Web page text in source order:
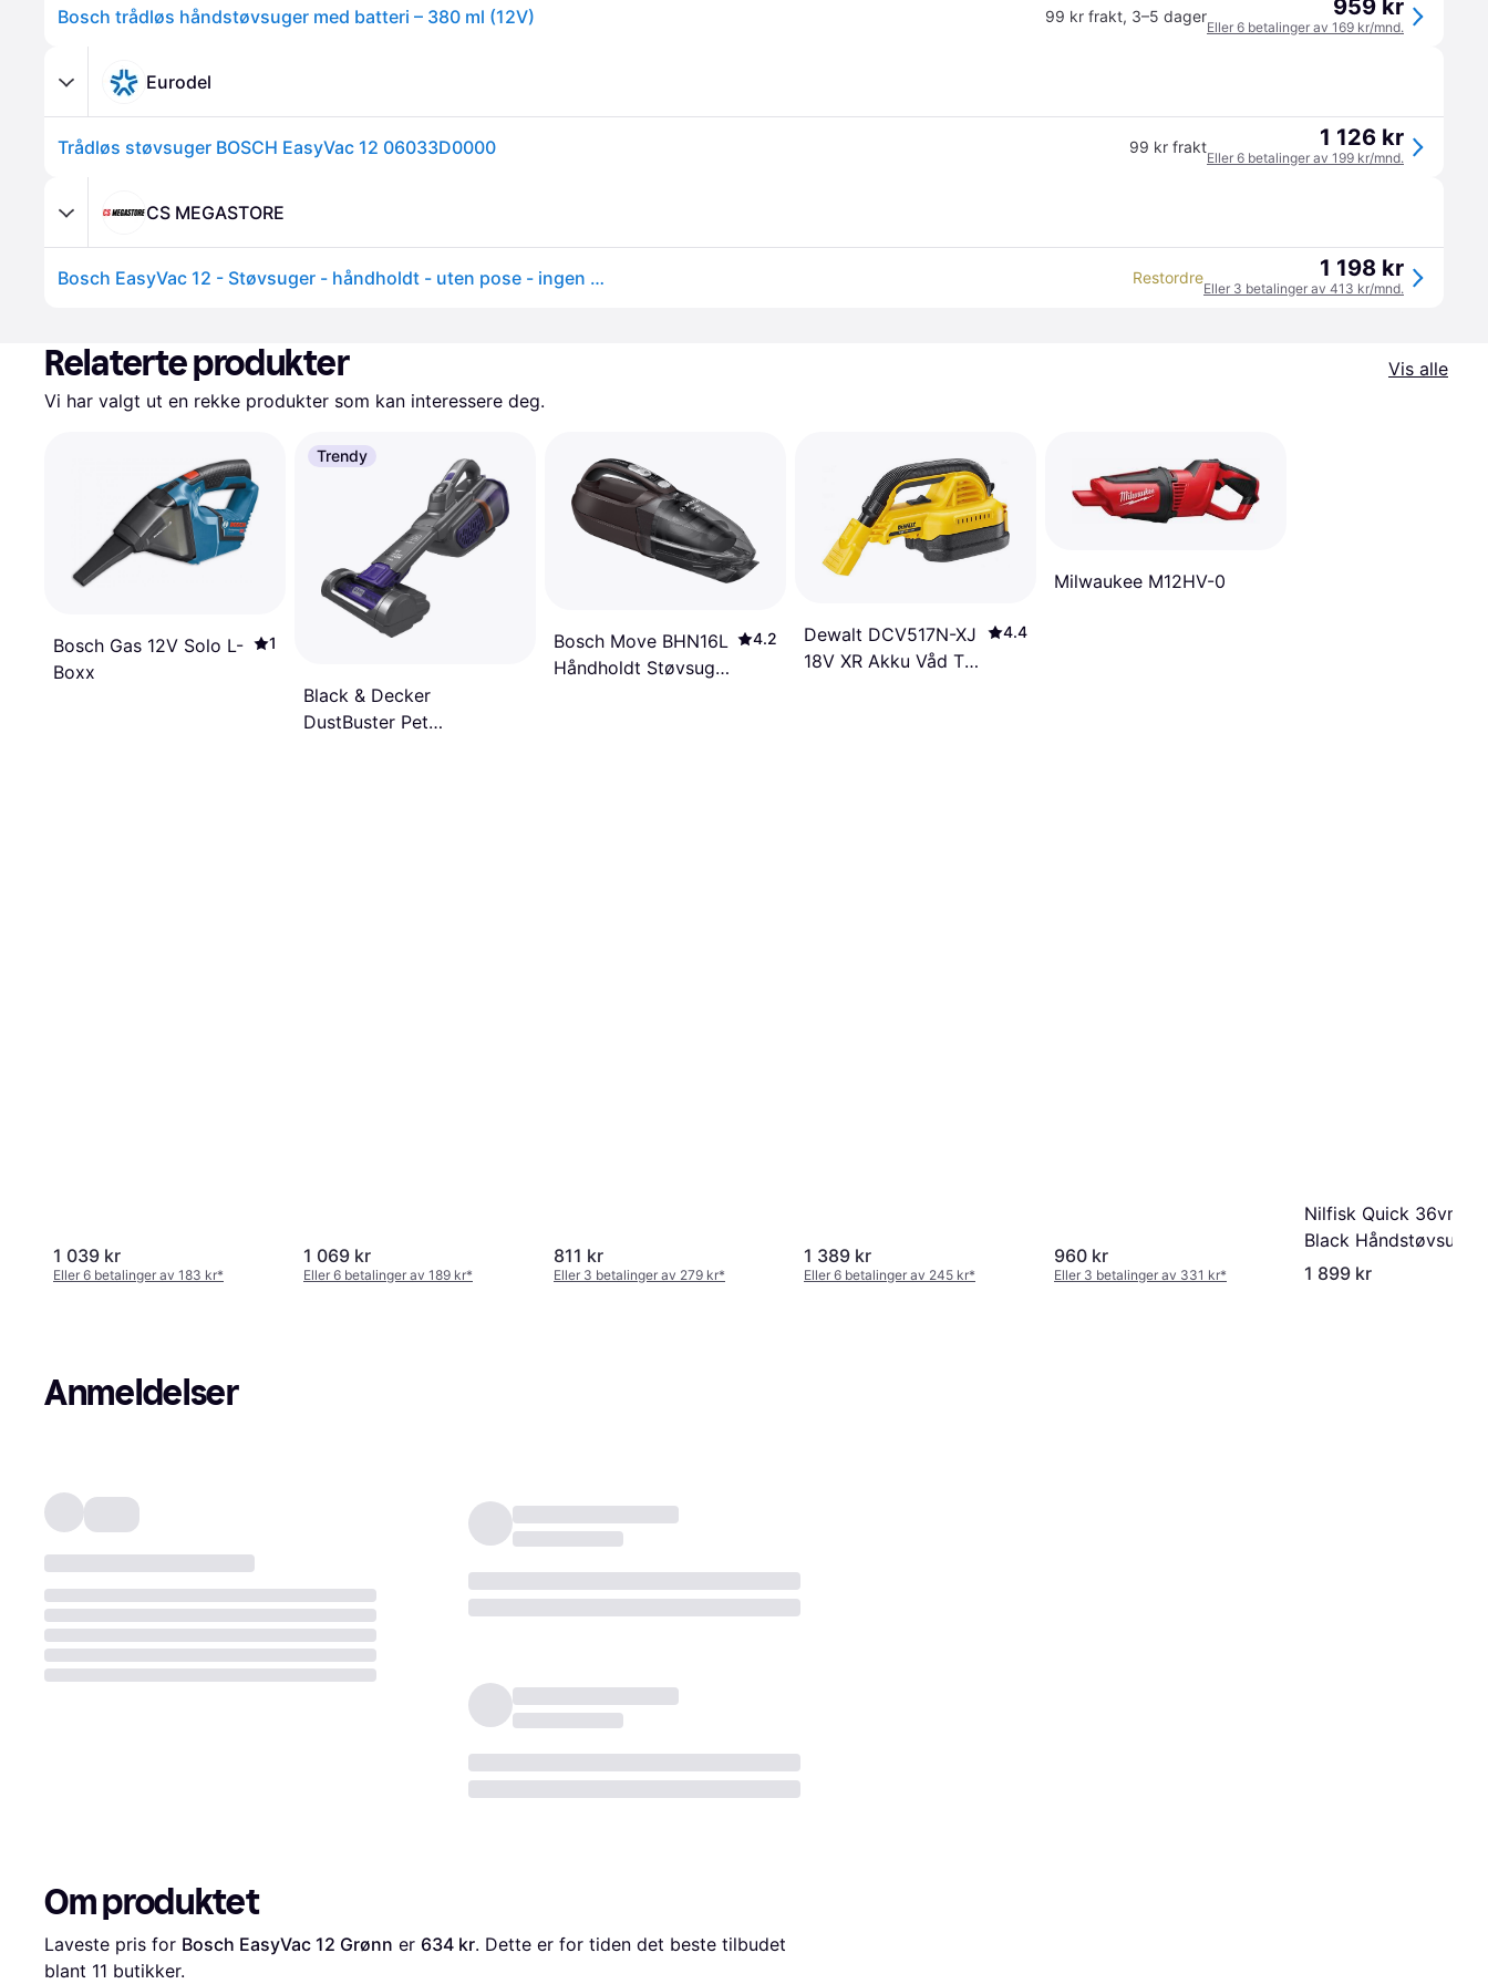
Bosch trådløs håndstøvsuger med batteri – 380 ml (12V) 99 kr frakt, 3–5 dager 959 kr
Eller 6 betalinger av 169 kr/mnd.
Eurodel
Trådløs støvsuger BOSCH EasyVac 12 06033D0000 99 kr frakt 1 126 kr
Eller 6 betalinger av 199 kr/mnd.
CS MEGASTORE
Bosch EasyVac 12 - Støvsuger - håndholdt - uten pose - ingen batteri Restordre 1 198 kr
Eller 3 betalinger av 413 kr/mnd.
Relaterte produkter
Vis alle
Vi har valgt ut en rekke produkter som kan interessere deg.
Bosch Gas 12V Solo L-
Boxx
1
1 039 kr
Eller 6 betalinger av 183 kr*
Trendy
Black & Decker
DustBuster Pet
1 069 kr
Eller 6 betalinger av 189 kr*
Bosch Move BHN16L
Håndholdt Støvsuger
4.2
811 kr
Eller 3 betalinger av 279 kr*
Dewalt DCV517N-XJ
18V XR Akku Våd Tør
4.4
1 389 kr
Eller 6 betalinger av 245 kr*
Milwaukee M12HV-0
960 kr
Eller 3 betalinger av 331 kr*
Nilfisk Quick 36vmax
Black Håndstøvsuger
NIL128390018
1 899 kr
Anmeldelser
Om produktet
Laveste pris for Bosch EasyVac 12 Grønn er 634 kr. Dette er for tiden det beste tilbudet
blant 11 butikker.